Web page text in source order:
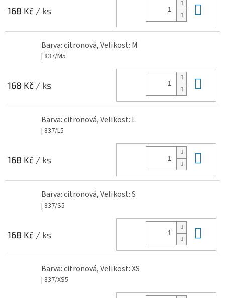
168 Kč / ks
Barva: citronová, Velikost: M
| 837/M5
168 Kč / ks
Barva: citronová, Velikost: L
| 837/L5
168 Kč / ks
Barva: citronová, Velikost: S
| 837/S5
168 Kč / ks
Barva: citronová, Velikost: XS
| 837/XS5